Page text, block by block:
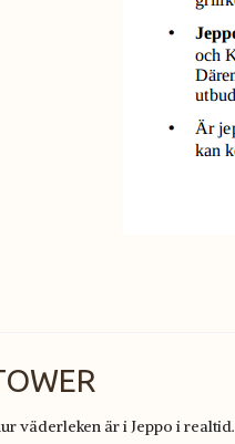
väderleken är i Jeppo i realtid.